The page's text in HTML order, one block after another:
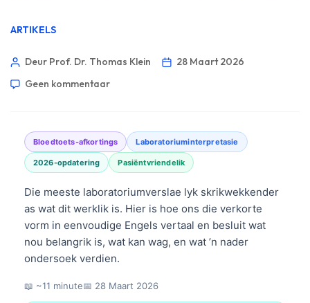
ARTIKELS
Deur Prof. Dr. Thomas Klein
28 Maart 2026
Geen kommentaar
Bloedtoets-afkortings Laboratoriuminterpretasie
2026-opdatering Pasiëntvriendelik
Die meeste laboratoriumverslae lyk skrikwekkender
as wat dit werklik is. Hier is hoe ons die verkorte
vorm in eenvoudige Engels vertaal en besluit wat
nou belangrik is, wat kan wag, en wat ’n nader
ondersoek verdien.
📖 ~11 minute📅 28 Maart 2026